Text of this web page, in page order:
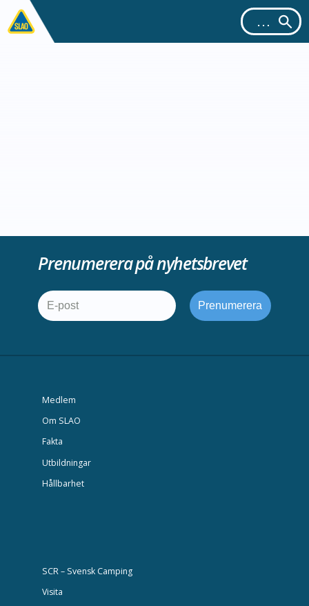
Prenumerera på nyhetsbrevet
Medlem
Om SLAO
Fakta
Utbildningar
Hållbarhet
SCR – Svensk Camping
Visita